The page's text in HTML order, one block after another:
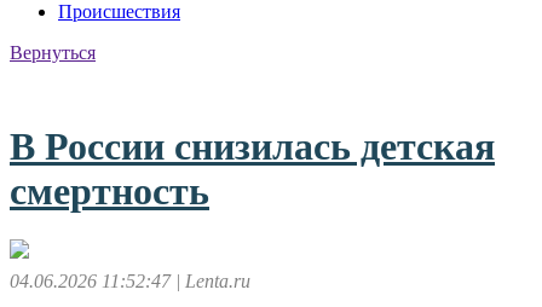
Происшествия
Вернуться
В России снизилась детская
смертность
04.06.2026 11:52:47 | Lenta.ru